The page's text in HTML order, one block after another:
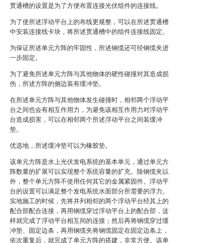
贯通槽的设置是为了方便布置连接光伏组件的连接线。
为了使所述浮动平台上的布线更规整，可以在所述贯通槽
中安装连接线卡块，将所述贯通槽中的组件连接线固定。
为保证所述单元方阵的牢固性，所述钢缆还可经钢缆夹进
一步固定。
为了避免所述单元方阵与其他物体的硬性碰撞对其造成损
伤，所述方阵的侧边装有缓冲垫。
在所述单元方阵与其他物体发生碰撞时，相邻两个浮动平
台之间也会有相互作用力，为避免该相互作用力对浮动平
台造成损害，可以在相邻两个所述浮动平台之间装缓冲
垫。
优选地，所述缓冲垫可以为橡胶垫。
该单元方阵是水上光伏发电系统的基本单元，通过单元方
阵数量的扩展可以实现整个系统容量的扩充。除钢缆夹以
外，整个单元方阵不使用任何其它的金属紧固件。浮动平
台的设置可以满足整个发电系统水面部分所需要的浮力。
实地施工的时候，先将并列相邻的两个浮动平台经其上的
配合部配合连接，再用钢缆穿过浮动平台上的配合部，这
样就完成了浮动平台相互间的连接；然后再将钢缆穿过缓
冲垫、固定边条，再用钢缆夹将钢缆固定在固定边条上，
依次重复后，就完成了单元方阵的搭建，非常方便。该单